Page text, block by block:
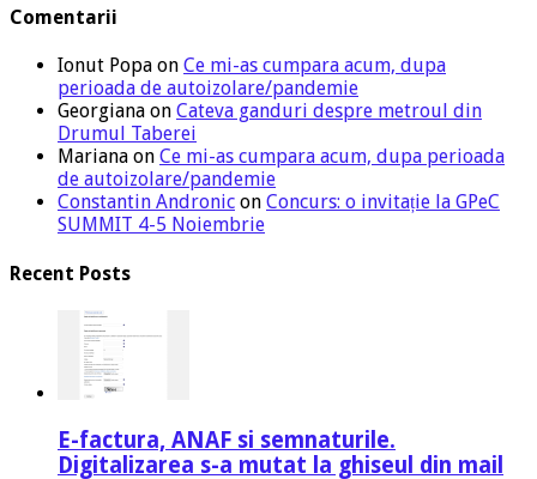
Comentarii
Ionut Popa on Ce mi-as cumpara acum, dupa
perioada de autoizolare/pandemie
Georgiana on Cateva ganduri despre metroul din
Drumul Taberei
Mariana on Ce mi-as cumpara acum, dupa perioada
de autoizolare/pandemie
Constantin Andronic on Concurs: o invitație la GPeC
SUMMIT 4-5 Noiembrie
Recent Posts
E-factura, ANAF si semnaturile.
Digitalizarea s-a mutat la ghiseul din mail